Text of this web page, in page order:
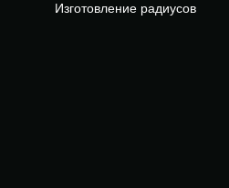
Изготовление радиусов